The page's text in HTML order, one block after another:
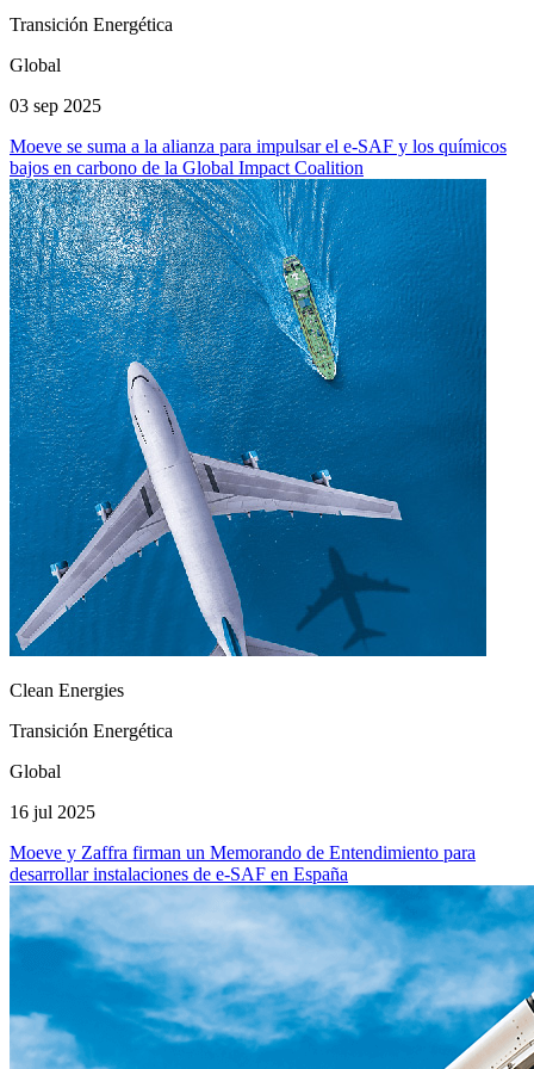
Transición Energética
Global
03 sep 2025
Moeve se suma a la alianza para impulsar el e-SAF y los químicos
bajos en carbono de la Global Impact Coalition
Clean Energies
Transición Energética
Global
16 jul 2025
Moeve y Zaffra firman un Memorando de Entendimiento para
desarrollar instalaciones de e-SAF en España